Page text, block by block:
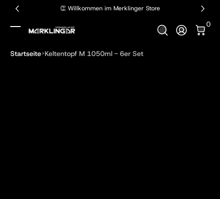
Zum Inhalt springen 👏 Willkommen im Merklinger Store
Anmelden
0
0
Startseite Keltentopf M 1050ml - 6er Set